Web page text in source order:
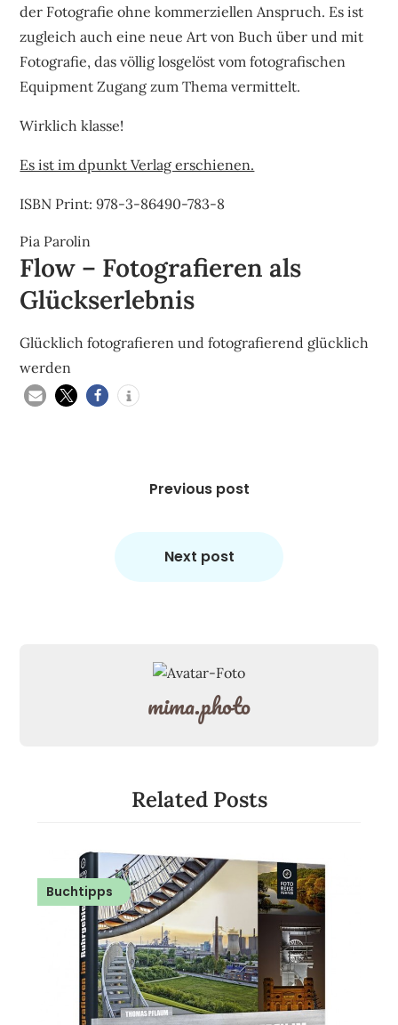
der Fotografie ohne kommerziellen Anspruch. Es ist
zugleich auch eine neue Art von Buch über und mit
Fotografie, das völlig losgelöst vom fotografischen
Equipment Zugang zum Thema vermittelt.
Wirklich klasse!
Es ist im dpunkt Verlag erschienen.
ISBN Print: 978-3-86490-783-8
Pia Parolin
Flow – Fotografieren als
Glückserlebnis
Glücklich fotografieren und fotografierend glücklich
werden
Previous post
Next post
mima.photo
Related Posts
Buchtipps